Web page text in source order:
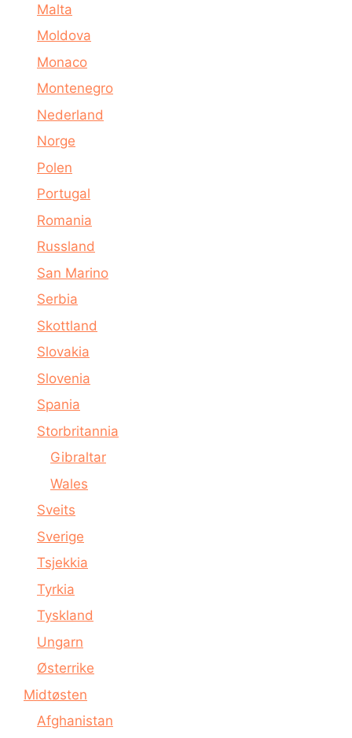
Malta
Moldova
Monaco
Montenegro
Nederland
Norge
Polen
Portugal
Romania
Russland
San Marino
Serbia
Skottland
Slovakia
Slovenia
Spania
Storbritannia
Gibraltar
Wales
Sveits
Sverige
Tsjekkia
Tyrkia
Tyskland
Ungarn
Østerrike
Midtøsten
Afghanistan